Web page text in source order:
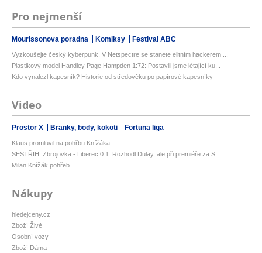
Pro nejmenší
Mourissonova poradna Komiksy Festival ABC
Vyzkoušejte český kyberpunk. V Netspectre se stanete elitním hackerem ...
Plastikový model Handley Page Hampden 1:72: Postavili jsme létající ku...
Kdo vynalezl kapesník? Historie od středověku po papírové kapesníky
Video
Prostor X Branky, body, kokoti Fortuna liga
Klaus promluvil na pohřbu Knížáka
SESTŘIH: Zbrojovka - Liberec 0:1. Rozhodl Dulay, ale při premiéře za S...
Milan Knížák pohřeb
Nákupy
hledejceny.cz
Zboží Živě
Osobní vozy
Zboží Dáma